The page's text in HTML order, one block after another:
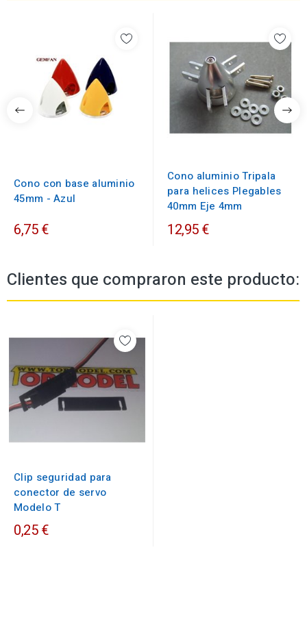
Cono con base aluminio
45mm - Azul
6,75 €
Cono aluminio Tripala
para helices Plegables
40mm Eje 4mm
12,95 €
Clientes que compraron este producto:
Clip seguridad para
conector de servo
Modelo T
0,25 €